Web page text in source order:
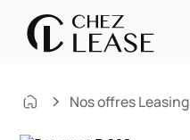
Nos offres Leasing